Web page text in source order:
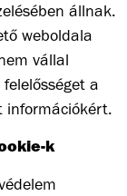
állnak.
weboldala
vállal
a
információkért.
k